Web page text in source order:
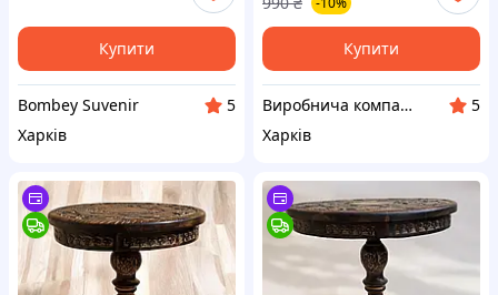
Купити
Bombey Suvenir
5
Харків
Купити
Виробнича компанія Uaforming
5
Харків